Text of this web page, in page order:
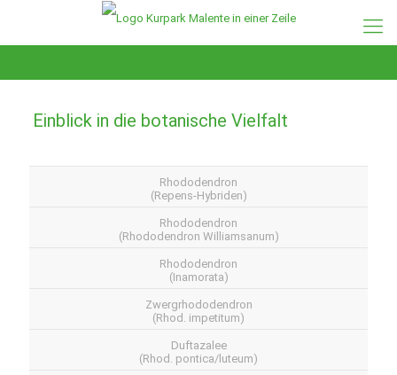
Einblick in die botanische Vielfalt
Rhododendron
(Repens-Hybriden)
Rhododendron
(Rhododendron Williamsanum)
Rhododendron
(Inamorata)
Zwergrhododendron
(Rhod. impetitum)
Duftazalee
(Rhod. pontica/luteum)